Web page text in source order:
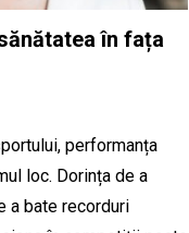
în fața
performanța
loc. Dorința de a
a bate recorduri